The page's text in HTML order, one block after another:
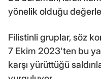
yönelik olduğu
Filistinli gruplar, söz
7 Ekim 2023'ten bu
karşı yürüttüğü